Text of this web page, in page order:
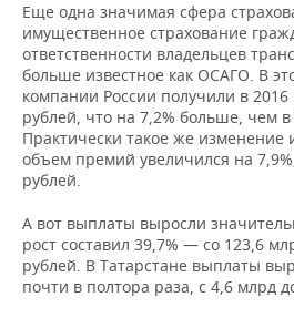
Еще одна значимая сфера
имущественное страхование
ответственности владельцев
больше известное как ОСАГО. В
компании России получили в 2016
рублей, что на 7,2% больше, чем в
Практически такое же изменение
объем премий увеличился на
рублей.
А вот выплаты выросли
рост составил 39,7% — со 123,6
рублей. В Татарстане выплаты
почти в полтора раза, с 4,6 млрд